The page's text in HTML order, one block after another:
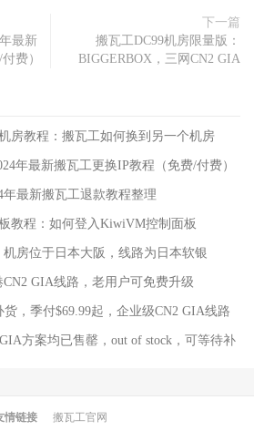
最新
费）
下一篇
搬瓦工DC99机房限量版：
BIGGERBOX，三网CN2 GIA
房教程：搬瓦工如何换到另一个机房
年最新搬瓦工更换IP教程（免费/付费）
最新搬瓦工退款教程整理
教程：如何登入KiwiVM控制面板
房位于日本大阪，线路为日本软银
GIA线路，老用户可免费升级
，季付$69.99起，企业级CN2 GIA线路
方案均已售罄，out of stock，可等待补
情链接 搬瓦工官网